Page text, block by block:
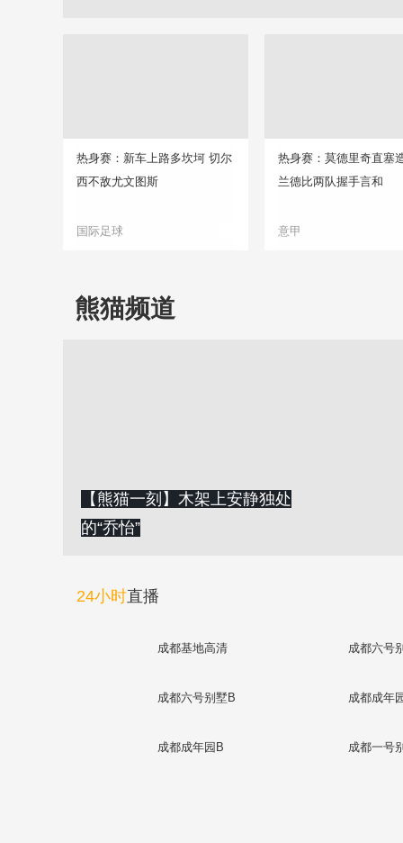
热身赛：新车上路多坎坷 切尔
西不敌尤文图斯
国际足球
热身赛：莫德里奇直塞
兰德比两队握手言和
意甲
熊猫频道
【熊猫一刻】木架上安静独处
的“乔怡”
24小时直播
成都基地高清 成都六号
成都六号别墅B 成都成年
成都成年园B 成都一号